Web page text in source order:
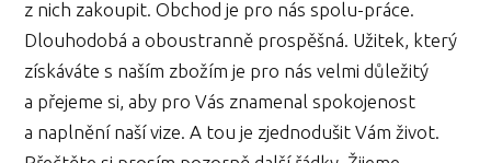
z nich zakoupit. Obchod je pro nás spolu-práce.
Dlouhodobá a oboustranně prospěšná. Užitek, který
získáváte s naším zbožím je pro nás velmi důležitý
a přejeme si, aby pro Vás znamenal spokojenost
a naplnění naší vize. A tou je zjednodušit Vám život.